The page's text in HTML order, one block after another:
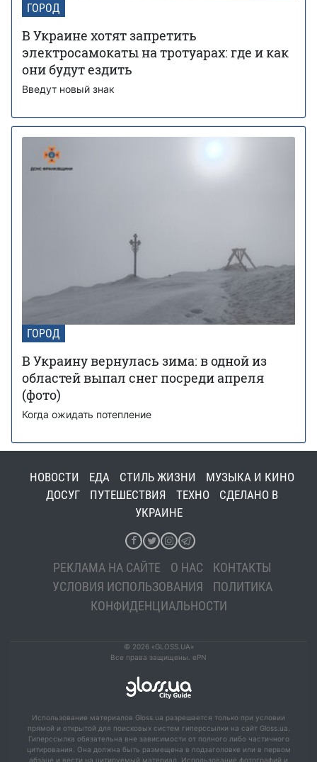
ГОРОД
В Украине хотят запретить
электросамокаты на тротуарах: где и как
они будут ездить
Введут новый знак
ГОРОД
В Украину вернулась зима: в одной из
областей выпал снег посреди апреля
(фото)
Когда ожидать потепление
НОВОСТИ ЕДА СТИЛЬ ЖИЗНИ
МУЗЫКА И КИНО
ДОСУГ
ПУТЕШЕСТВИЯ ТЕХНО
СДЕЛАНО В
УКРАИНЕ
РЕКЛАМА НА САЙТЕ О НАС
КОНТАКТЫ
УСЛОВИЯ ИСПОЛЬЗОВАНИЯ
ПОЛИТИКА
КОНФИДЕНЦИАЛЬНОСТИ
© 2026 «GLOSS.UA»
Все права защищены. ePN
Использование материалов Gloss.ua разрешается только при условии
прямой и открытой для поисковых систем гиперссылки на сайт Gloss.ua.
Гиперссылка обязательна вне зависимости от полного либо частичного
цитирования. Она должна быть размещена в подзаголовке или в первом
абзаце и вести на цитируемый материал. Использование фотографий и